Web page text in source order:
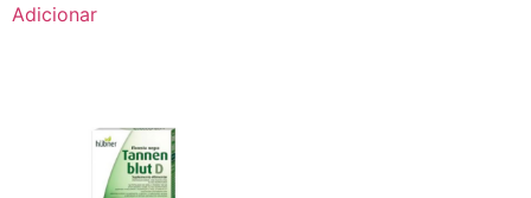
Adicionar